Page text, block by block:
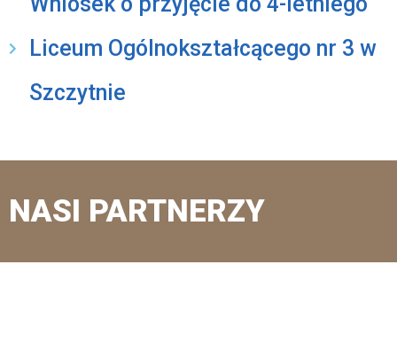
Liceum Ogólnokształcącego nr 3 w
Szczytnie
NASI PARTNERZY